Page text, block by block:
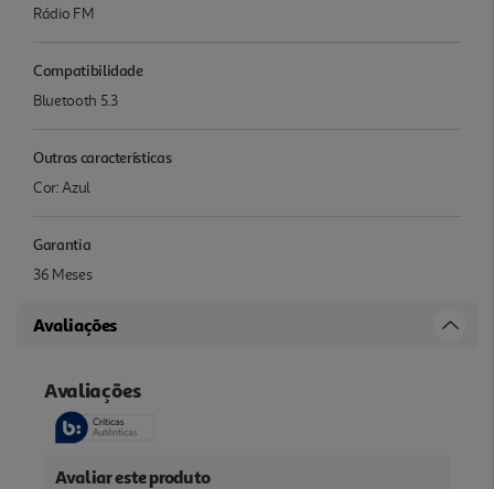
Rádio FM
Compatibilidade
Bluetooth 5.3
Outras características
Cor: Azul
Garantia
36 Meses
Avaliações